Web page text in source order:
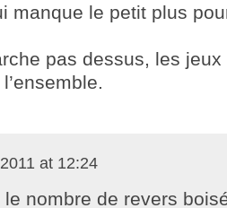
manque le petit plus
pas dessus, les
at 12:24
nombre de revers